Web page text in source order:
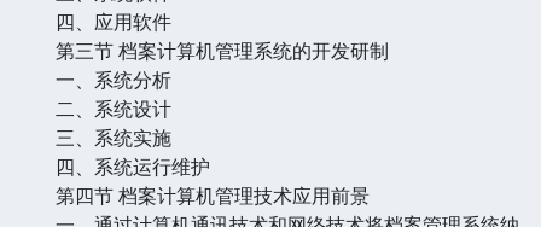
四、应用软件
第三节 档案计算机管理系统的开发研制
一、系统分析
二、系统设计
三、系统实施
四、系统运行维护
第四节 档案计算机管理技术应用前景